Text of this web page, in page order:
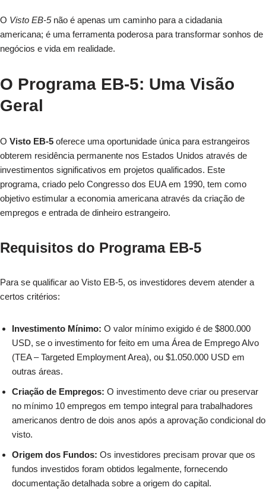
O Visto EB-5não é apenas um caminho para a cidadania
americana; é uma ferramenta poderosa para transformar sonhos de
negócios e vida em realidade.
O Programa EB-5: Uma Visão
Geral
O Visto EB-5 oferece uma oportunidade única para estrangeiros
obterem residência permanente nos Estados Unidos através de
investimentos significativos em projetos qualificados. Este
programa, criado pelo Congresso dos EUA em 1990, tem como
objetivo estimular a economia americana através da criação de
empregos e entrada de dinheiro estrangeiro.
Requisitos do Programa EB-5
Para se qualificar ao Visto EB-5, os investidores devem atender a
certos critérios:
Investimento Mínimo: O valor mínimo exigido é de $800.000
USD, se o investimento for feito em uma Área de Emprego Alvo
(TEA – Targeted Employment Area), ou $1.050.000 USD em
outras áreas.
Criação de Empregos: O investimento deve criar ou preservar
no mínimo 10 empregos em tempo integral para trabalhadores
americanos dentro de dois anos após a aprovação condicional do
visto.
Origem dos Fundos: Os investidores precisam provar que os
fundos investidos foram obtidos legalmente, fornecendo
documentação detalhada sobre a origem do capital.